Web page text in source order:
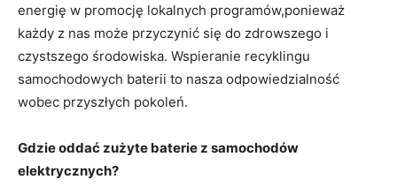
energię w promocję lokalnych programów,ponieważ
każdy z nas może przyczynić się do zdrowszego i
czystszego środowiska. Wspieranie recyklingu
samochodowych baterii to‍ nasza odpowiedzialność
wobec przyszłych pokoleń.
Gdzie‍ oddać zużyte baterie z samochodów
elektrycznych?